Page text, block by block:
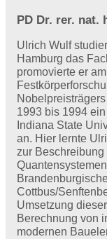
PD Dr. rer. nat.
Ulrich Wulf
Hamburg das
promovierte er
1993 bis 1994
Indiana State
an. Hier lernte
zur
Cottbus/
Umsetzung
Berechnung von
modernen